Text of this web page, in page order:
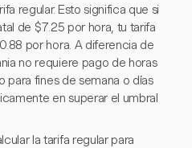
regular. Esto significa que si
de $7.25 por hora, tu tarifa
por hora. A diferencia de
no requiere pago de horas
para fines de semana o días
en superar el umbral
la tarifa regular para